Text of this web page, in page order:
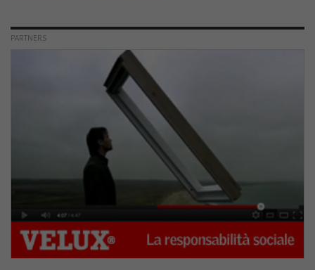
PARTNERS